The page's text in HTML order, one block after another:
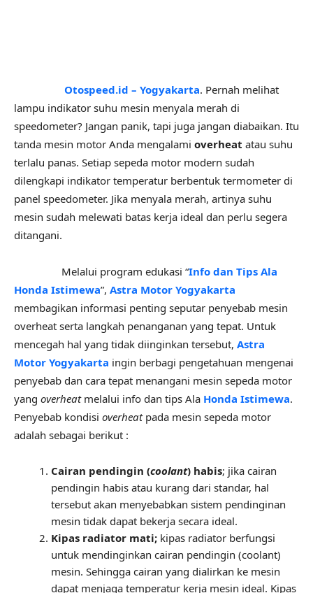
Otospeed.id – Yogyakarta. Pernah melihat
lampu indikator suhu mesin menyala merah di
speedometer? Jangan panik, tapi juga jangan diabaikan. Itu
tanda mesin motor Anda mengalami overheat atau suhu
terlalu panas. Setiap sepeda motor modern sudah
dilengkapi indikator temperatur berbentuk termometer di
panel speedometer. Jika menyala merah, artinya suhu
mesin sudah melewati batas kerja ideal dan perlu segera
ditangani.
Melalui program edukasi “Info dan Tips Ala
Honda Istimewa”, Astra Motor Yogyakarta
membagikan informasi penting seputar penyebab mesin
overheat serta langkah penanganan yang tepat. Untuk
mencegah hal yang tidak diinginkan tersebut, Astra
Motor Yogyakarta ingin berbagi pengetahuan mengenai
penyebab dan cara tepat menangani mesin sepeda motor
yang overheat melalui info dan tips Ala Honda Istimewa.
Penyebab kondisi overheat pada mesin sepeda motor
adalah sebagai berikut :
Cairan pendingin (coolant) habis; jika cairan
pendingin habis atau kurang dari standar, hal
tersebut akan menyebabkan sistem pendinginan
mesin tidak dapat bekerja secara ideal.
Kipas radiator mati; kipas radiator berfungsi
untuk mendinginkan cairan pendingin (coolant)
mesin. Sehingga cairan yang dialirkan ke mesin
dapat menjaga temperatur kerja mesin ideal. Kipas